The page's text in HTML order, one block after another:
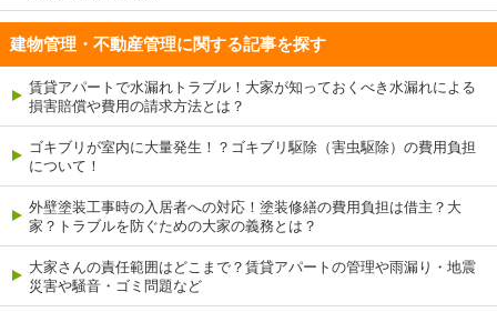
建物管理・不動産管理に関する記事を探す
賃貸アパートで水漏れトラブル！大家が知っておくべき水漏れによる
損害賠償や費用の請求方法とは？
ゴキブリが室内に大量発生！？ゴキブリ駆除（害虫駆除）の費用負担
について！
外壁塗装工事時の入居者への対応！塗装修繕の費用負担は借主？大
家？トラブルを防ぐための大家の義務とは？
大家さんの責任範囲はどこまで？賃貸アパートの管理や雨漏り・地震
災害や騒音・ゴミ問題など